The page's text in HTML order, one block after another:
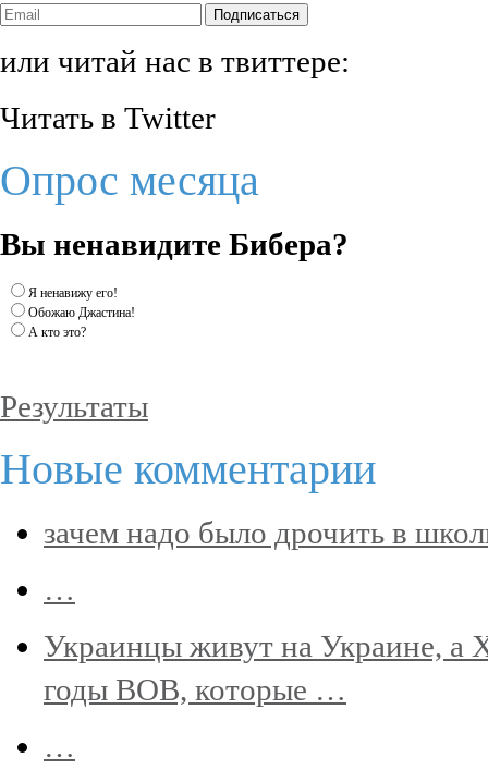
Подписаться
или читай нас в твиттере:
Читать в Twitter
Опрос месяца
Вы ненавидите Бибера?
Я ненавижу его!
Обожаю Джастина!
А кто это?
Результаты
Новые комментарии
зачем надо было дрочить в
…
Украинцы живут на Украине, а
годы ВОВ, которые …
…